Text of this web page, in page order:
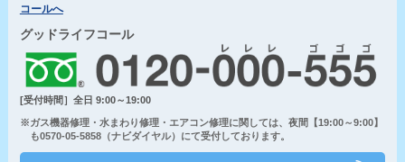
コールへ
グッドライフコール
[受付時間］全日 9:00～19:00
※ガス機器修理・水まわり修理・エアコン修理に関しては、夜間【19:00～9:00】
も0570-05-5858（ナビダイヤル）にて受付しております。